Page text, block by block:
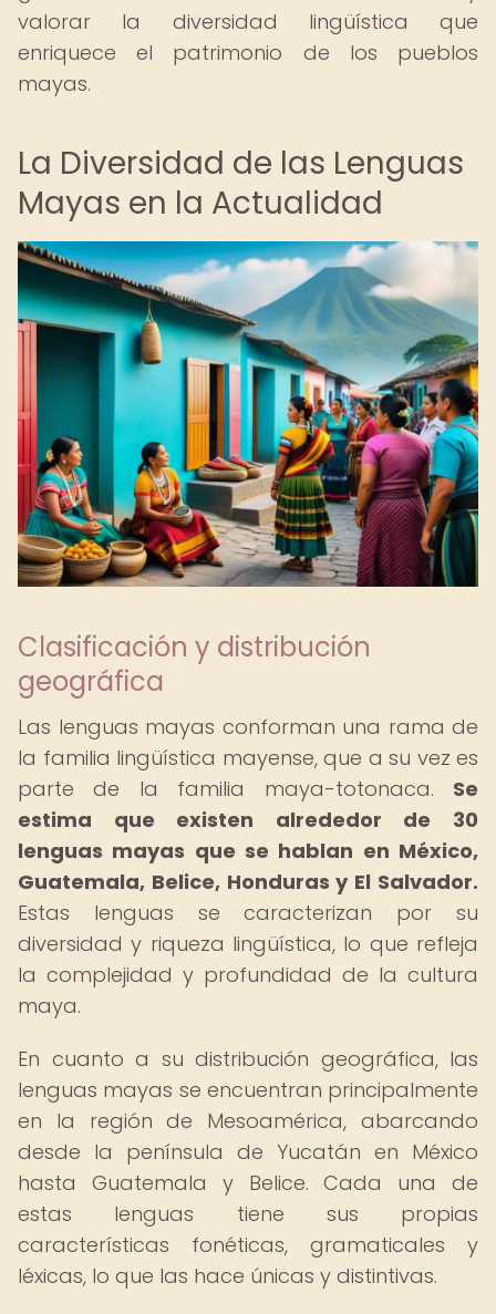
valorar la diversidad lingüística que
enriquece el patrimonio de los pueblos
mayas.
La Diversidad de las Lenguas
Mayas en la Actualidad
Clasificación y distribución
geográfica
Las lenguas mayas conforman una rama de
la familia lingüística mayense, que a su vez es
parte de la familia maya-totonaca. Se
estima que existen alrededor de 30
lenguas mayas que se hablan en México,
Guatemala, Belice, Honduras y El Salvador.
Estas lenguas se caracterizan por su
diversidad y riqueza lingüística, lo que refleja
la complejidad y profundidad de la cultura
maya.
En cuanto a su distribución geográfica, las
lenguas mayas se encuentran principalmente
en la región de Mesoamérica, abarcando
desde la península de Yucatán en México
hasta Guatemala y Belice. Cada una de
estas lenguas tiene sus propias
características fonéticas, gramaticales y
léxicas, lo que las hace únicas y distintivas.